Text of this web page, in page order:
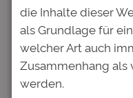
sich zwar auf
Mit der
Vorbereitung auf
rund die Hälfte der
die Inhalte dieser
als Grundlage für
welcher Art auch
Zusammenhang als
werden.